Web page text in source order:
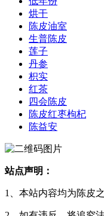
烘干
陈皮油室
生普陈皮
莲子
丹参
枳实
红茶
四会陈皮
陈皮红枣枸杞
陈益安
站点声明：
1、本站内容均为陈皮